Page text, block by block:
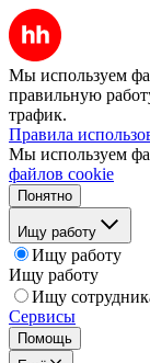
Мы используем
правильную
трафик.
Правила
Мы используем
файлов cookie
Понятно
Ищу работу
Ищу работу
Ищу работу
Ищу
Сервисы
Помощь